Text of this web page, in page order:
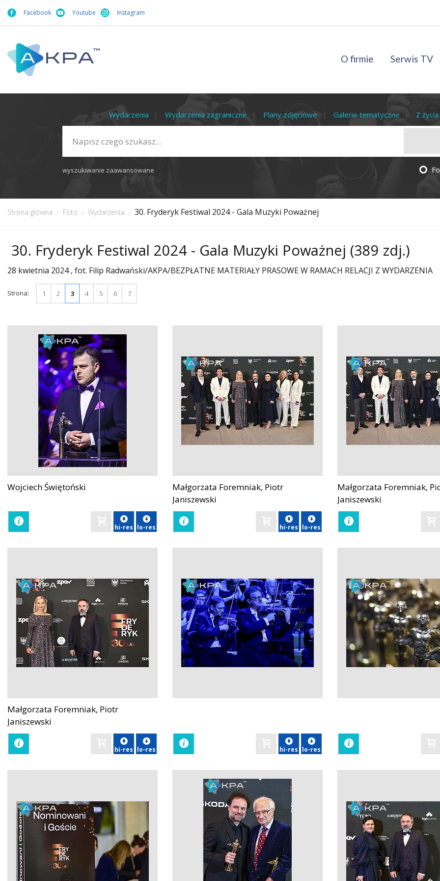
Facebook Youtube Instagram
O firmie Serwis TV
Wydarzenia Wydarzenia zagraniczne Plany zdjęciowe Galerie tematyczne Z
wyszukiwanie zaawansowane
Strona główna Foto Wydarzenia 30. Fryderyk Festiwal 2024 - Gala Muzyki Poważnej
30. Fryderyk Festiwal 2024 - Gala Muzyki Poważnej (389 zdj.)
28 kwietnia 2024 , fot. Filip Radwański/AKPA/BEZPŁATNE MATERIAŁY PRASOWE W RAMACH RELACJI Z WYDARZENIA
Strona: 1 2 3 4 5 6 7
zobacz
Wojciech Świętoński
hi-res lo-res
zobacz
Małgorzata Foremniak, Piotr
Janiszewski
hi-res lo-res
zobacz
Małgorzata Foremniak,
Janiszewski
zobacz
Małgorzata Foremniak, Piotr
Janiszewski
hi-res lo-res hi-res lo-res